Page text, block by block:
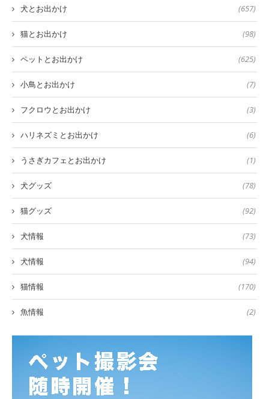
犬とお出かけ (657)
猫とお出かけ (98)
ペットとお出かけ (625)
小鳥とお出かけ (7)
フクロウとお出かけ (3)
ハリネズミとお出かけ (6)
うさぎカフェとお出かけ (1)
犬グッズ (78)
猫グッズ (92)
犬情報 (73)
犬情報 (94)
猫情報 (170)
魚情報 (2)